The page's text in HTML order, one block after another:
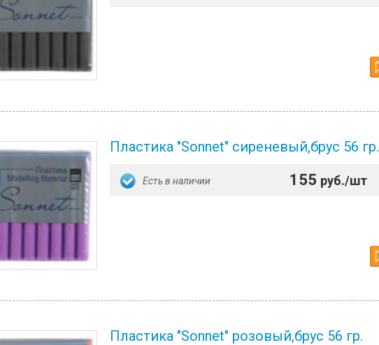
Пластика "Sonnet" сиреневый,брус 56 гр.
Есть в наличии 155 руб./шт
Пластика "Sonnet" розовый,брус 56 гр.